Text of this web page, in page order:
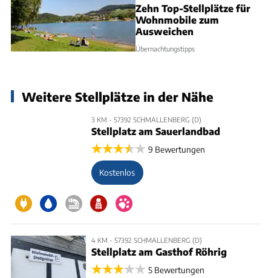
Zehn Top-Stellplätze für
Wohnmobile zum
Ausweichen
Übernachtungstipps
Weitere Stellplätze in der Nähe
3 KM - 57392 SCHMALLENBERG (D)
Stellplatz am Sauerlandbad
9 Bewertungen
Kostenlos
4 KM - 57392 SCHMALLENBERG (D)
Stellplatz am Gasthof Röhrig
5 Bewertungen